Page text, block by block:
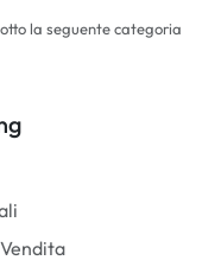
la seguente categoria